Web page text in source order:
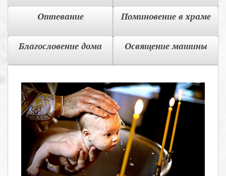
Отпевание Поминовение в храме
Благословение дома Освящение машины